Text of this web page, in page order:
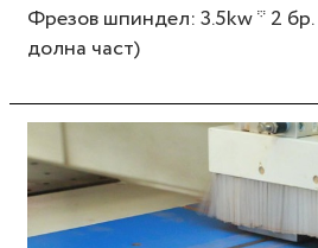
Фрезов шпиндел: 3.5kw * 2 бр.
долна част)